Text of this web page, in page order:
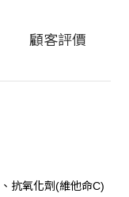
顧客評價
、抗氧化劑(維他命C)